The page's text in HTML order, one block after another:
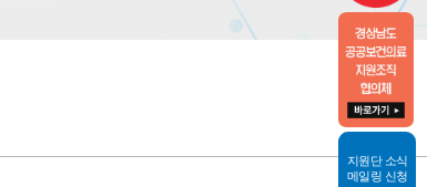
지원단 소식
메일링 신청